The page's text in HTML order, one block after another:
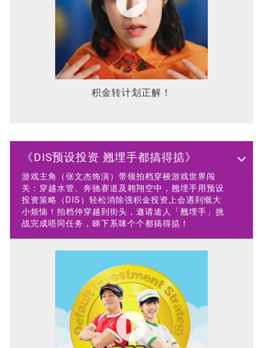
积金转计划正解！
《DIS预设投资 翘埋⼿都搞得掂》
游戏主角（张文杰饰演）带领拍档穿梭游戏世界闯
关：穿越水管、奔驰赛道及翱翔空中，翘埋手用预设
投资策略（DIS）轻松消除强积金投资上会遇到慨大
小烦恼！拍档仲穿越到街头，邀请途人「翘埋手」挑
战完成唔同任务，睇下系咪个个都搞得掂！